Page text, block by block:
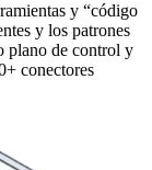
y “código
y los patrones
plano de control y
conectores